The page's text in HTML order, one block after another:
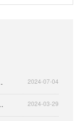
3C认证管理 2024-07-04
值至75ppm 2024-03-29